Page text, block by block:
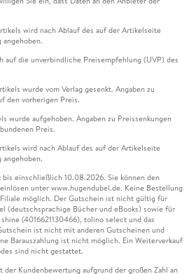
wird nach Ablauf des auf der Artikelseite
auf die unverbindliche Preisempfehlung (UVP) des
wurde vom Verlag gesenkt. Angaben zu
den vorherigen Preis.
wurde aufgehoben. Angaben zu Preissenkungen
Preis.
wird nach Ablauf des auf der Artikelseite
einschließlich 10.08.2026. Sie können den
unter www.hugendubel.de. Keine Bestellung
möglich. Der Gutschein ist nicht gültig für
(deutschsprachige Bücher und eBooks) sowie für
(4016621130466), tolino select und das
ist nicht mit anderen Gutscheinen und
Barauszahlung ist nicht möglich. Ein Weiterverkauf
sind nicht gestattet.
Kundenbewertung aufgrund der großen Zahl an